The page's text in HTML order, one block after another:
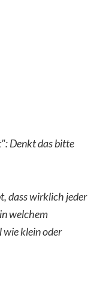
Denkt das bitte
dass wirklich jeder
welchem
wie klein oder